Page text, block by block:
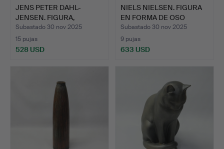
JENS PETER DAHL-
JENSEN. FIGURA,
«CORTEJO».
Subastado 30 nov 2025
15 pujas
528 USD
NIELS NIELSEN. FIGURA
EN FORMA DE OSO
POLA…
Subastado 30 nov 2025
9 pujas
633 USD